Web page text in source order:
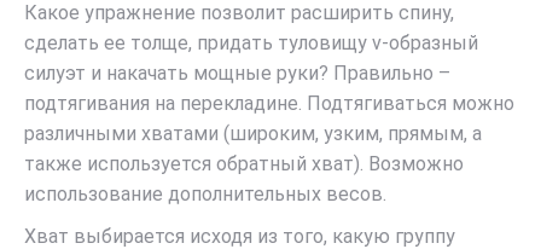
Какое упражнение позволит расширить спину,
сделать ее толще, придать туловищу v-образный
силуэт и накачать мощные руки? Правильно –
подтягивания на перекладине. Подтягиваться можно
различными хватами (широким, узким, прямым, а
также используется обратный хват). Возможно
использование дополнительных весов.
Хват выбирается исходя из того, какую группу